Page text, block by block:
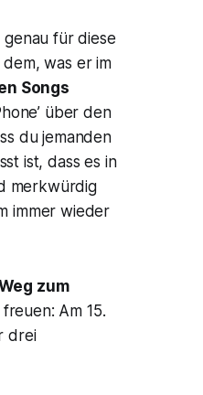
für diese
was er im
Songs
über den
du jemanden
ist, dass es in
merkwürdig
immer wieder
zum
Am 15.
drei